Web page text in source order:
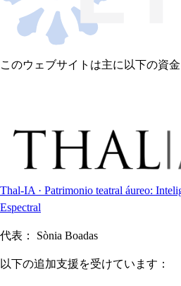
このウェブサイトは主に以下の資
Thal-IA · Patrimonio teatral áureo:
Espectral
代表： Sònia Boadas
以下の追加支援を受けています：